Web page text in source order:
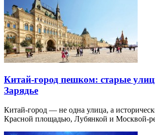
Китай-город пешком: старые
Зарядье
Китай-город — не одна улица, а
Красной площадью, Лубянкой и Москвой-